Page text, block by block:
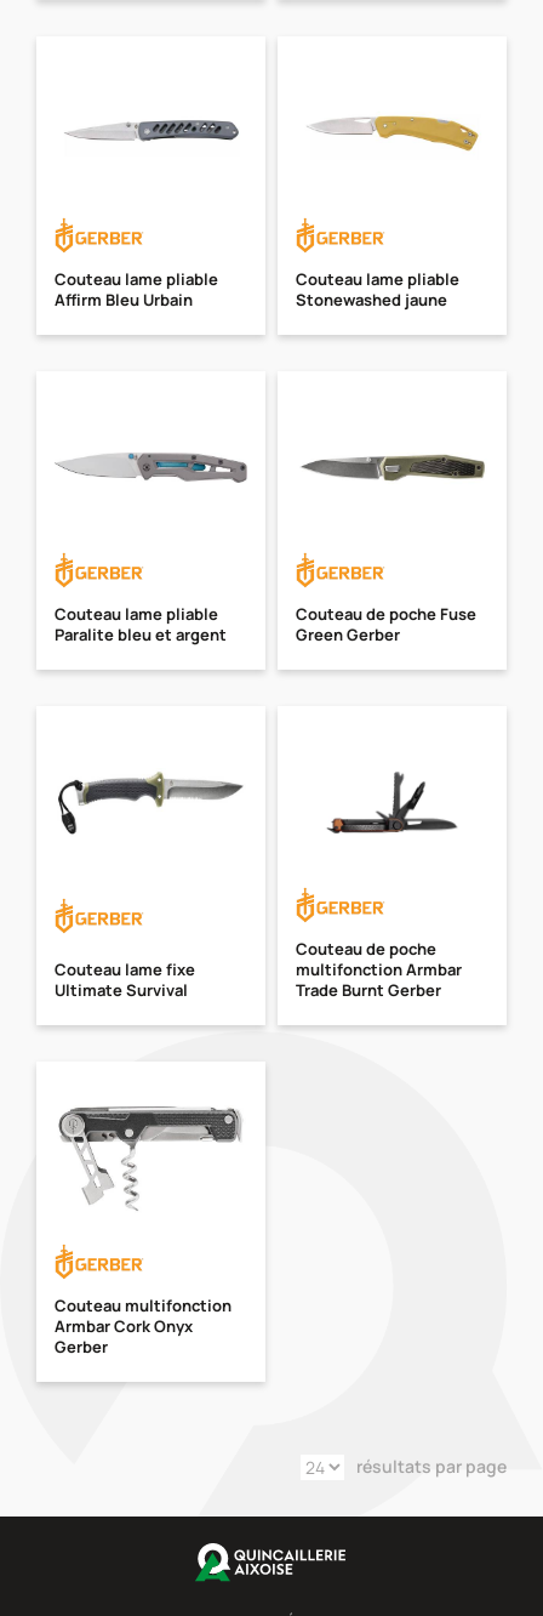
Couteau lame pliable
Affirm Bleu Urbain
Couteau lame pliable
Stonewashed jaune
Couteau lame pliable
Paralite bleu et argent
Couteau de poche Fuse
Green Gerber
Couteau lame fixe
Ultimate Survival
Couteau de poche
multifonction Armbar
Trade Burnt Gerber
Couteau multifonction
Armbar Cork Onyx
Gerber
résultats par page